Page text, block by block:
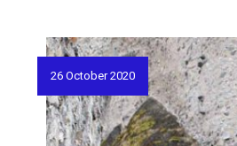
26 October 2020